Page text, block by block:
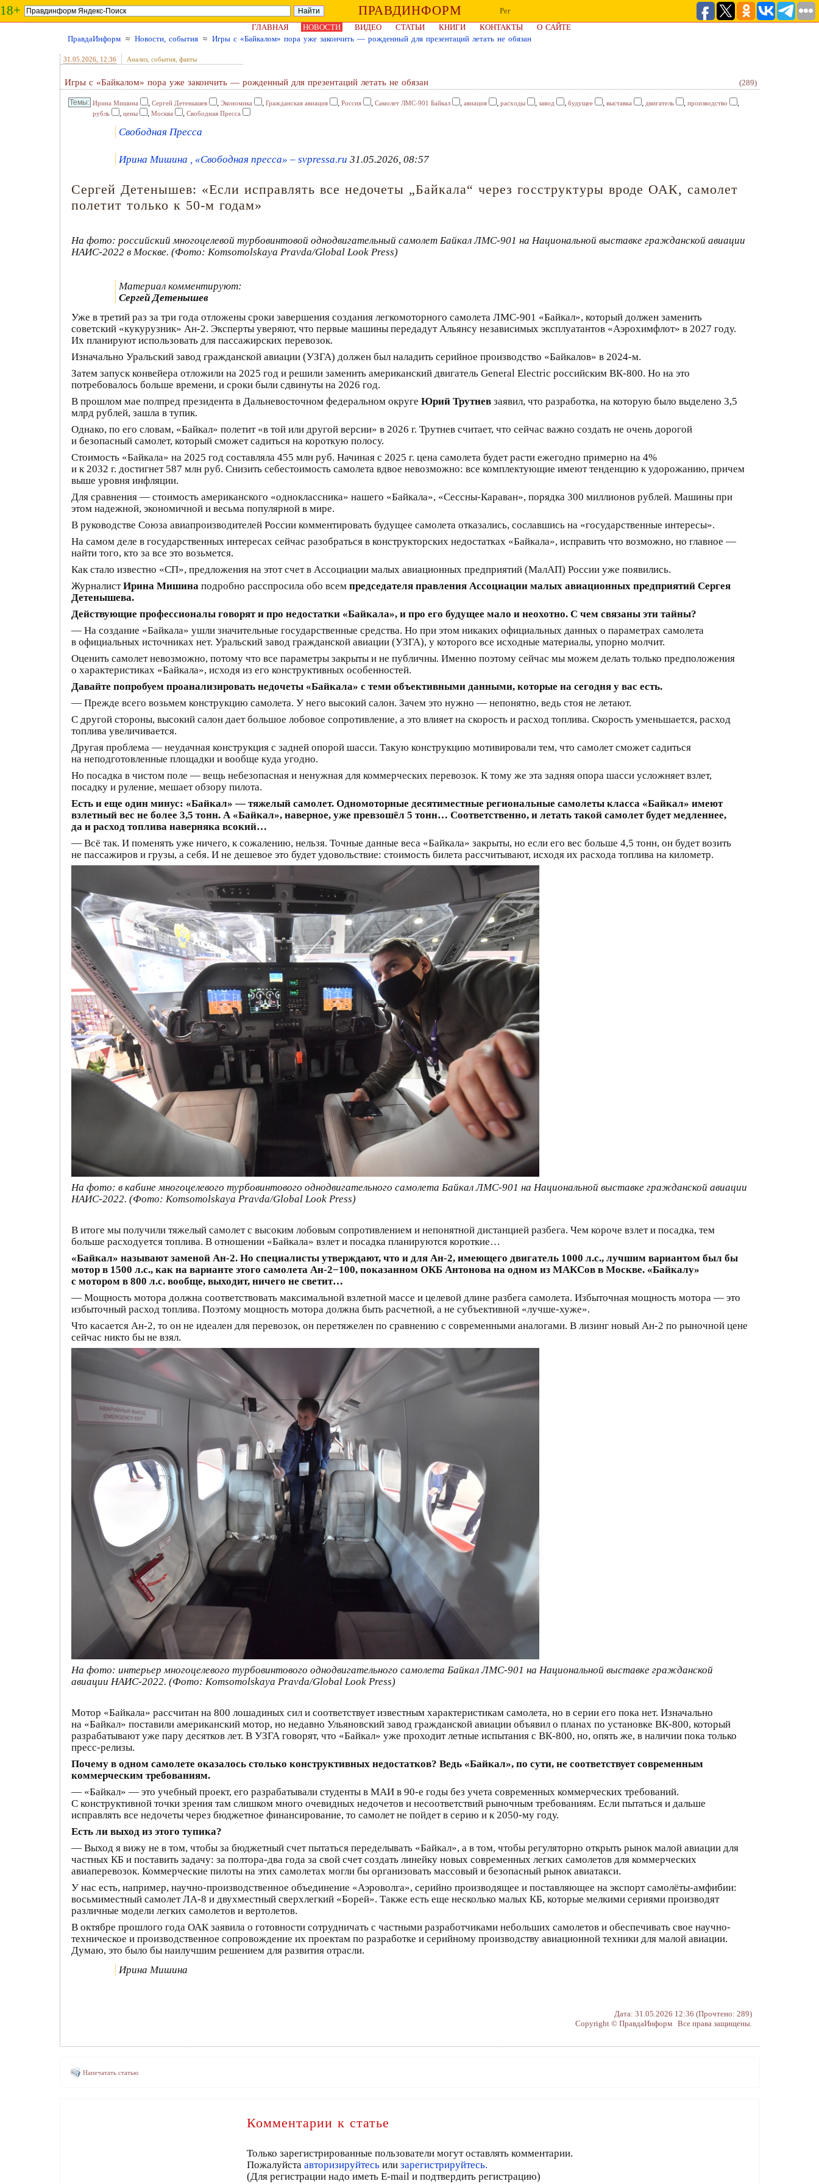
18+ ПРАВДИНФОРМ
Рег
ГЛАВНАЯ
НОВОСТИ ВИДЕО СТАТЬИ КНИГИ КОНТАКТЫ
О САЙТЕ
ПравдаИнформ ≈ Новости, события ≈ Игры с «Байкалом» пора уже закончить — рожденный для презентаций летать не обязан
31.05.2026 , 12:36 Анализ, события, факты
Игры с «Байкалом» пора уже закончить — рожденный для презентаций летать не обязан (289)
Ирина Мишина , Сергей Детенышев , Экономика , Гражданская авиация , Россия , Самолет ЛМС-901 Байкал , авиация , расходы , завод , будущее , выставка , двигатель , производство ,
рубль , цены , Москва , Свободная Пресса
Свободная Пресса
Ирина Мишина , «Свободная пресса» – svpressa.ru 31.05.2026, 08:57
Сергей Детенышев: «Если исправлять все недочеты „Байкала“ через госструктуры вроде ОАК, самолет
полетит только к 50-м годам»
На фото: российский многоцелевой турбовинтовой однодвигательный самолет Байкал ЛМС-901 на Национальной выставке гражданской авиации
НАИС-2022 в Москве. (Фото: Komsomolskaya Pravda/Global Look Press)
Материал комментируют:
Сергей Детенышев
Уже в третий раз за три года отложены сроки завершения создания легкомоторного самолета ЛМС-901 «Байкал», который должен заменить
советский «кукурузник» Ан-2. Эксперты уверяют, что первые машины передадут Альянсу независимых эксплуатантов «Аэрохимфлот» в 2027 году.
Их планируют использовать для пассажирских перевозок.
Изначально Уральский завод гражданской авиации (УЗГА) должен был наладить серийное производство «Байкалов» в 2024-м.
Затем запуск конвейера отложили на 2025 год и решили заменить американский двигатель General Electric российским ВК-800. Но на это
потребовалось больше времени, и сроки были сдвинуты на 2026 год.
В прошлом мае полпред президента в Дальневосточном федеральном округе Юрий Трутнев заявил, что разработка, на которую было выделено 3,5
млрд рублей, зашла в тупик.
Однако, по его словам, «Байкал» полетит «в той или другой версии» в 2026 г. Трутнев считает, что сейчас важно создать не очень дорогой
и безопасный самолет, который сможет садиться на короткую полосу.
Стоимость «Байкала» на 2025 год составляла 455 млн руб. Начиная с 2025 г. цена самолета будет расти ежегодно примерно на 4%
и к 2032 г. достигнет 587 млн руб. Снизить себестоимость самолета вдвое невозможно: все комплектующие имеют тенденцию к удорожанию, причем
выше уровня инфляции.
Для сравнения — стоимость американского «одноклассника» нашего «Байкала», «Сессны-Караван», порядка 300 миллионов рублей. Машины при
этом надежной, экономичной и весьма популярной в мире.
В руководстве Союза авиапроизводителей России комментировать будущее самолета отказались, сославшись на «государственные интересы».
На самом деле в государственных интересах сейчас разобраться в конструкторских недостатках «Байкала», исправить что возможно, но главное —
найти того, кто за все это возьмется.
Как стало известно «СП», предложения на этот счет в Ассоциации малых авиационных предприятий (МалАП) России уже появились.
ЖурналистИрина Мишина подробно расспросила обо всем председателя правления Ассоциации малых авиационных предприятий Сергея
Детенышева.
Действующие профессионалы говорят и про недостатки «Байкала», и про его будущее мало и неохотно. С чем связаны эти тайны?
— На создание «Байкала» ушли значительные государственные средства. Но при этом никаких официальных данных о параметрах самолета
в официальных источниках нет. Уральский завод гражданской авиации (УЗГА), у которого все исходные материалы, упорно молчит.
Оценить самолет невозможно, потому что все параметры закрыты и не публичны. Именно поэтому сейчас мы можем делать только предположения
о характеристиках «Байкала», исходя из его конструктивных особенностей.
Давайте попробуем проанализировать недочеты «Байкала» с теми объективными данными, которые на сегодня у вас есть.
— Прежде всего возьмем конструкцию самолета. У него высокий салон. Зачем это нужно — непонятно, ведь стоя не летают.
С другой стороны, высокий салон дает большое лобовое сопротивление, а это влияет на скорость и расход топлива. Скорость уменьшается, расход
топлива увеличивается.
Другая проблема — неудачная конструкция с задней опорой шасси. Такую конструкцию мотивировали тем, что самолет сможет садиться
на неподготовленные площадки и вообще куда угодно.
Но посадка в чистом поле — вещь небезопасная и ненужная для коммерческих перевозок. К тому же эта задняя опора шасси усложняет взлет,
посадку и руление, мешает обзору пилота.
Есть и еще один минус: «Байкал» — тяжелый самолет. Одномоторные десятиместные региональные самолеты класса «Байкал» имеют
взлетный вес не более 3,5 тонн. А «Байкал», наверное, уже превзошёл 5 тонн… Соответственно, и летать такой самолет будет медленнее,
да и расход топлива наверняка всокий…
— Всё так. И поменять уже ничего, к сожалению, нельзя. Точные данные веса «Байкала» закрыты, но если его вес больше 4,5 тонн, он будет возить
не пассажиров и грузы, а себя. И не дешевое это будет удовольствие: стоимость билета рассчитывают, исходя их расхода топлива на километр.
На фото: в кабине многоцелевого турбовинтового однодвигательного самолета Байкал ЛМС-901 на Национальной выставке гражданской авиации
НАИС-2022. (Фото: Komsomolskaya Pravda/Global Look Press)
В итоге мы получили тяжелый самолет с высоким лобовым сопротивлением и непонятной дистанцией разбега. Чем короче взлет и посадка, тем
больше расходуется топлива. В отношении «Байкала» взлет и посадка планируются короткие…
«Байкал» называют заменой Ан-2. Но специалисты утверждают, что и для Ан-2, имеющего двигатель 1000 л.с., лучшим вариантом был бы
мотор в 1500 л.с., как на варианте этого самолета Ан-2−100, показанном ОКБ Антонова на одном из МАКСов в Москве. «Байкалу»
с мотором в 800 л.с. вообще, выходит, ничего не светит…
— Мощность мотора должна соответствовать максимальной взлетной массе и целевой длине разбега самолета. Избыточная мощность мотора — это
избыточный расход топлива. Поэтому мощность мотора должна быть расчетной, а не субъективной «лучше-хуже».
Что касается Ан-2, то он не идеален для перевозок, он перетяжелен по сравнению с современными аналогами. В лизинг новый Ан-2 по рыночной цене
сейчас никто бы не взял.
На фото: интерьер многоцелевого турбовинтового однодвигательного самолета Байкал ЛМС-901 на Национальной выставке гражданской
авиации НАИС-2022. (Фото: Komsomolskaya Pravda/Global Look Press)
Мотор «Байкала» рассчитан на 800 лошадиных сил и соответствует известным характеристикам самолета, но в серии его пока нет. Изначально
на «Байкал» поставили американский мотор, но недавно Ульяновский завод гражданской авиации объявил о планах по установке ВК-800, который
разрабатывают уже пару десятков лет. В УЗГА говорят, что «Байкал» уже проходит летные испытания с ВК-800, но, опять же, в наличии пока только
пресс-релизы.
Почему в одном самолете оказалось столько конструктивных недостатков? Ведь «Байкал», по сути, не соответствует современным
коммерческим требованиям.
— «Байкал» — это учебный проект, его разрабатывали студенты в МАИ в 90-е годы без учета современных коммерческих требований.
С конструктивной точки зрения там слишком много очевидных недочетов и несоответствий рыночным требованиям. Если пытаться и дальше
исправлять все недочеты через бюджетное финансирование, то самолет не пойдет в серию и к 2050-му году.
Есть ли выход из этого тупика?
— Выход я вижу не в том, чтобы за бюджетный счет пытаться переделывать «Байкал», а в том, чтобы регуляторно открыть рынок малой авиации для
частных КБ и поставить задачу: за полтора-два года за свой счет создать линейку новых современных легких самолетов для коммерческих
авиаперевозок. Коммерческие пилоты на этих самолетах могли бы организовать массовый и безопасный рынок авиатакси.
У нас есть, например, научно-производственное объединение «Аэроволга», серийно производящее и поставляющее на экспорт самолёты-амфибии:
восьмиместный самолет ЛА-8 и двухместный сверхлегкий «Борей». Также есть еще несколько малых КБ, которые мелкими сериями производят
различные модели легких самолетов и вертолетов.
В октябре прошлого года ОАК заявила о готовности сотрудничать с частными разработчиками небольших самолетов и обеспечивать свое научно-
техническое и производственное сопровождение их проектам по разработке и серийному производству авиационной техники для малой авиации.
Думаю, это было бы наилучшим решением для развития отрасли.
Ирина Мишина
Дата: 31.05.2026 12:36 (Прочтено: 289)
Copyright © ПравдаИнформ Все права защищены.
Напечатать статью
Комментарии к статье
Только зарегистрированные пользователи могут оставлять комментарии.
Пожалуйста авторизируйтесь или зарегистрируйтесь.
(Для регистрации надо иметь E-mail и подтвердить регистрацию)